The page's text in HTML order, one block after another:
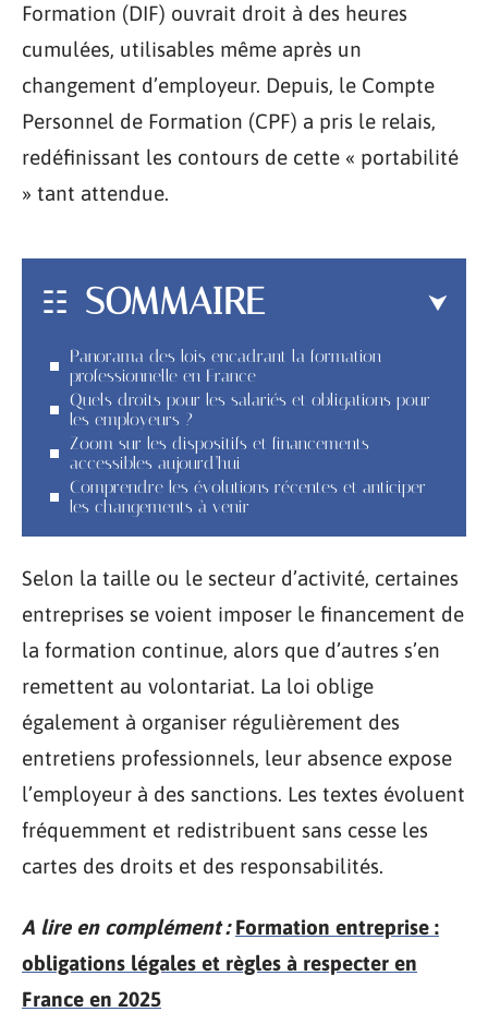
Formation (DIF) ouvrait droit à des heures
cumulées, utilisables même après un
changement d’employeur. Depuis, le Compte
Personnel de Formation (CPF) a pris le relais,
redéfinissant les contours de cette « portabilité
» tant attendue.
SOMMAIRE
Panorama des lois encadrant la formation
professionnelle en France
Quels droits pour les salariés et obligations pour
les employeurs ?
Zoom sur les dispositifs et financements
accessibles aujourd’hui
Comprendre les évolutions récentes et anticiper
les changements à venir
Selon la taille ou le secteur d’activité, certaines
entreprises se voient imposer le financement de
la formation continue, alors que d’autres s’en
remettent au volontariat. La loi oblige
également à organiser régulièrement des
entretiens professionnels, leur absence expose
l’employeur à des sanctions. Les textes évoluent
fréquemment et redistribuent sans cesse les
cartes des droits et des responsabilités.
A lire en complément : Formation entreprise :
obligations légales et règles à respecter en
France en 2025